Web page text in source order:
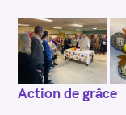
Action de grâce